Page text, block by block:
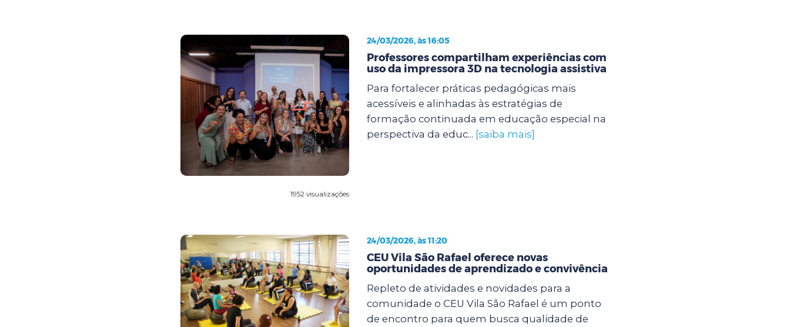
1952 visualizações
24/03/2026, às 16:05
Professores compartilham experiências com
uso da impressora 3D na tecnologia assistiva
Para fortalecer práticas pedagógicas mais
acessíveis e alinhadas às estratégias de
formação continuada em educação especial na
perspectiva da educ... [saiba mais]
24/03/2026, às 11:20
CEU Vila São Rafael oferece novas
oportunidades de aprendizado e convivência
Repleto de atividades e novidades para a
comunidade o CEU Vila São Rafael é um ponto
de encontro para quem busca qualidade de